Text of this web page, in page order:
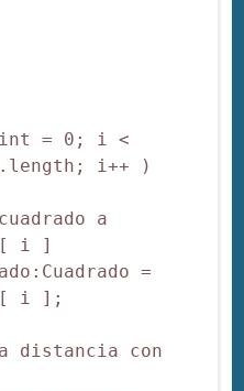
= 0; i <
i++ )
a
i ]
=
i ];
con